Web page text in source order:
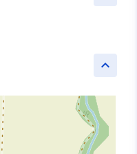
keyboard_arrow_up